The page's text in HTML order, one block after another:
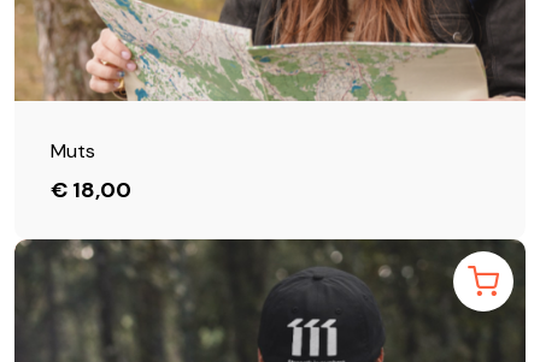
Muts
€ 18,00